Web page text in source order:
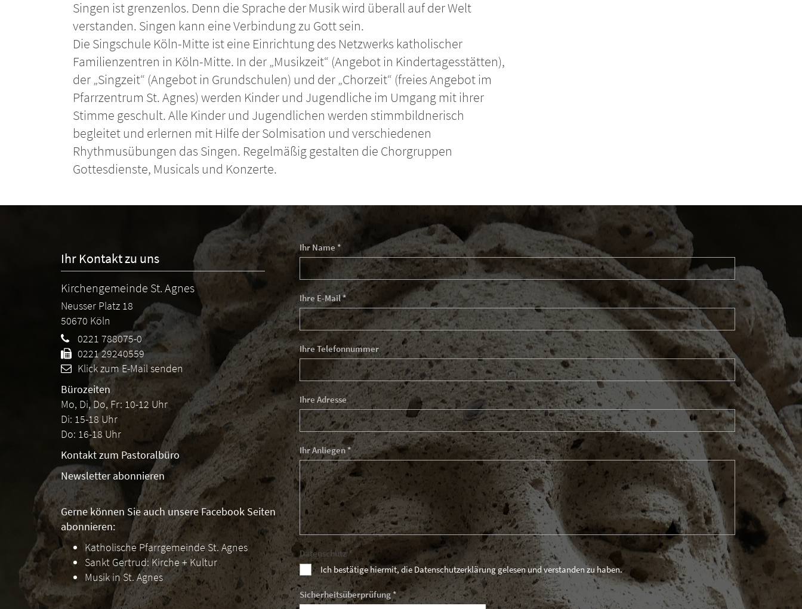
Singen ist grenzenlos. Denn die Sprache der Musik wird überall auf der Welt
verstanden. Singen kann eine Verbindung zu Gott sein.
Die Singschule Köln-Mitte ist eine Einrichtung des Netzwerks katholischer
Familienzentren in Köln-Mitte. In der „Musikzeit“ (Angebot in Kindertagesstätten),
der „Singzeit“ (Angebot in Grundschulen) und der „Chorzeit“ (freies Angebot im
Pfarrzentrum St. Agnes) werden Kinder und Jugendliche im Umgang mit ihrer
Stimme geschult. Alle Kinder und Jugendlichen werden stimmbildnerisch
begleitet und erlernen mit Hilfe der Solmisation und verschiedenen
Rhythmusübungen das Singen. Regelmäßig gestalten die Chorgruppen
Gottesdienste, Musicals und Konzerte.
Ihr Name *
Ihre E-Mail *
Ihre Telefonnummer
Ihre Adresse
Ihr Anliegen *
Datenschutz *
Ich bestätige hiermit, die Datenschutzerklärung gelesen und verstanden zu haben.
Sicherheitsüberprüfung *
Ihr Kontakt zu uns
Kirchengemeinde St. Agnes
Neusser Platz 18
50670 Köln
0221 788075-0
0221 29240559
Klick zum E-Mail senden
Bürozeiten
Mo, Di, Do, Fr: 10-12 Uhr
Di: 15-18 Uhr
Do: 16-18 Uhr
Kontakt zum Pastoralbüro
Newsletter abonnieren
Gerne können Sie auch unsere Facebook Seiten
abonnieren:
Katholische Pfarrgemeinde St. Agnes
Sankt Gertrud: Kirche + Kultur
Musik in St. Agnes